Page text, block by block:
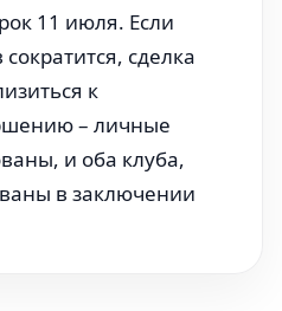
11 июля. Если
сделка
к
– личные
и оба клуба,
в заключении